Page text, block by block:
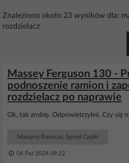
Znaleziono około 23 wyników dla:
rozdzielacz
Massey Ferguson 130 -
podnoszenie ramion i
rozdzielacz po naprawie
Ok, tak zrobię. Odpowietrzyłeś. Czy się
Maszyny Rolnicze, Sprzęt Ciężki
06 Paź 2024 09:22